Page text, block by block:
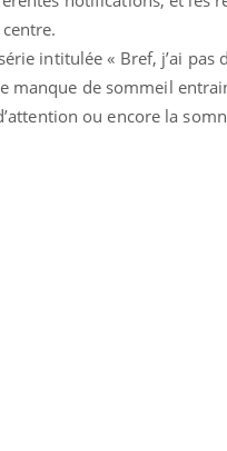
intitulée « Bref, j’ai
manque de sommeil
ou encore la